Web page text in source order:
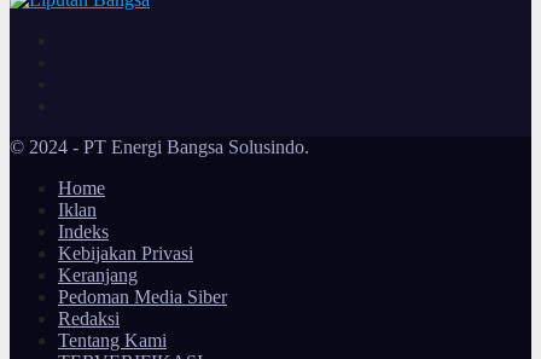
© 2024 - PT Energi Bangsa Solusindo.
Home
Iklan
Indeks
Kebijakan Privasi
Keranjang
Pedoman Media Siber
Redaksi
Tentang Kami